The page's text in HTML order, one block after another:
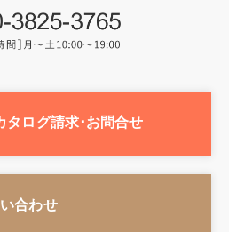
タログ請求･お問合せ
合わせ